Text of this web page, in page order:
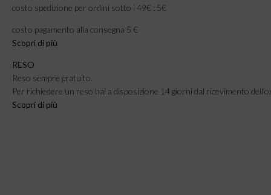
costo spedizione per ordini sotto i 49€ : 5€
costo pagamento alla consegna 5 €
Scopri di più
RESO
Reso sempre gratuito.
Per richiedere un reso hai a disposizione 14 giorni dal ricevimento
Scopri di più